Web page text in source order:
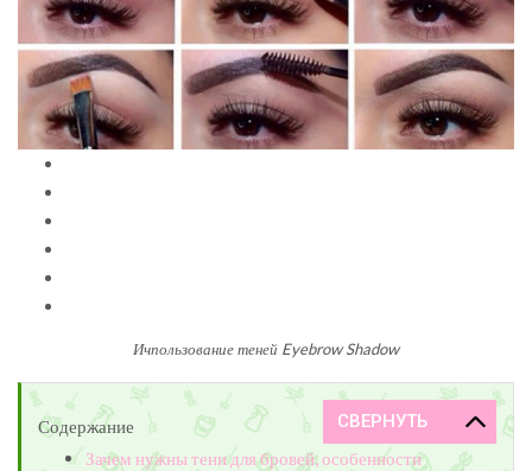
Ичпользование теней Eyebrow Shadow
Содержание
Зачем нужны тени для бровей, особенности